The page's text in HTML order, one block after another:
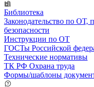
Библиотека
Законодательство по
безопасности
Инструкции по ОТ
ГОСТы Российской
Технические нормативы
ТК РФ Охрана труда
Формы/шаблоны